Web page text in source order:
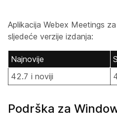
Aplikacija Webex Meetings
sljedeće verzije izdanja:
Najnovije
42.7 i noviji
Podrška za